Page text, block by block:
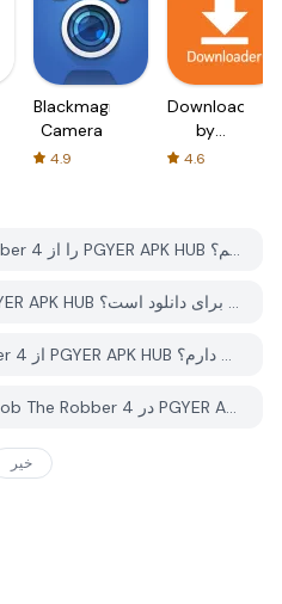
Blackmagic
Camera
4.9
Downloader
by
AFTVnews
4.6
چگونه می توانم Bob The Robber 4 را از PGYER APK HUB دانلود کنم؟
آیا Bob The Robber 4 در PGYER APK HUB رایگان برای دانلود است؟
آیا برای دانلود Bob The Robber 4 از PGYER APK HUB نیاز به حساب کاربری دارم؟
چگونه می توانم یک مشکل با Bob The Robber 4 در PGYER APK HUB گزارش دهم؟
خیر